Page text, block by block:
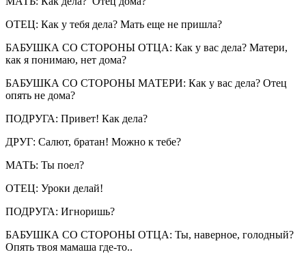
ОТЕЦ: Как у тебя дела? Мать еще не пришла?
БАБУШКА СО СТОРОНЫ ОТЦА: Как у вас дела? Матери,
как я понимаю, нет дома?
БАБУШКА СО СТОРОНЫ МАТЕРИ: Как у вас дела? Отец
опять не дома?
ПОДРУГА: Привет! Как дела?
ДРУГ: Салют, братан! Можно к тебе?
МАТЬ: Ты поел?
ОТЕЦ: Уроки делай!
ПОДРУГА: Игноришь?
БАБУШКА СО СТОРОНЫ ОТЦА: Ты, наверное, голодный?
Опять твоя мамаша где-то..